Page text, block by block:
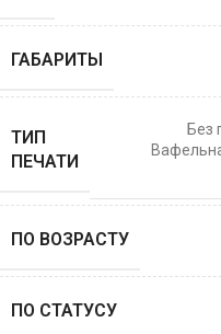
ГАБАРИТЫ
ТИП
ПЕЧАТИ
Без
ПО ВОЗРАСТУ
ПО СТАТУСУ